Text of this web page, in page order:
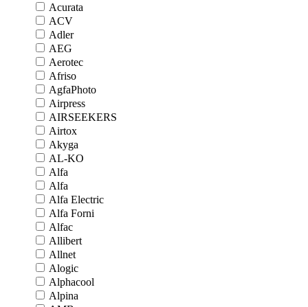
Acurata
ACV
Adler
AEG
Aerotec
Afriso
AgfaPhoto
Airpress
AIRSEEKERS
Airtox
Akyga
AL-KO
Alfa
Alfa
Alfa Electric
Alfa Forni
Alfac
Allibert
Allnet
Alogic
Alphacool
Alpina